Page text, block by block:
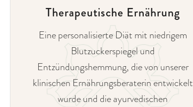
Therapeutische Ernährung
Eine personalisierte Diät mit niedrigem
Blutzuckerspiegel und
Entzündungshemmung, die von unserer
klinischen Ernährungsberaterin entwickelt
wurde und die ayurvedischen